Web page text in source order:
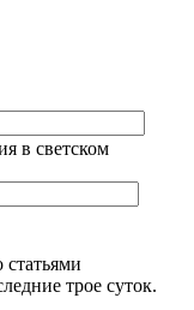
в светском
трое суток.